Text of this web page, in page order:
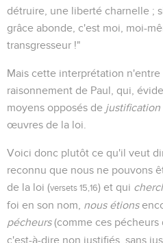
détruire, une liberté charnelle ;
grâce abonde, c'est moi, moi-
transgresseur !"
Mais cette interprétation
raisonnement de Paul, qui,
moyens opposés de justification
œuvres de la loi.
Voici donc plutôt ce qu'il veut
reconnu que nous ne pouvons
de la loi (versets 15,16) et qui
foi en son nom, nous étions
pécheurs(comme ces pécheurs
c'est-à-dire non justifiés, sans